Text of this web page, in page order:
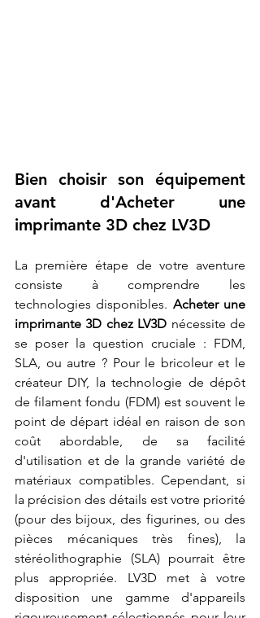
Bien choisir son équipement
avant d'Acheter une
imprimante 3D chez LV3D
La première étape de votre aventure
consiste à comprendre les
technologies disponibles. Acheter une
imprimante 3D chez LV3D nécessite de
se poser la question cruciale : FDM,
SLA, ou autre ? Pour le bricoleur et le
créateur DIY, la technologie de dépôt
de filament fondu (FDM) est souvent le
point de départ idéal en raison de son
coût abordable, de sa facilité
d'utilisation et de la grande variété de
matériaux compatibles. Cependant, si
la précision des détails est votre priorité
(pour des bijoux, des figurines, ou des
pièces mécaniques très fines), la
stéréolithographie (SLA) pourrait être
plus appropriée. LV3D met à votre
disposition une gamme d'appareils